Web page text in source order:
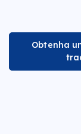
Obtenha